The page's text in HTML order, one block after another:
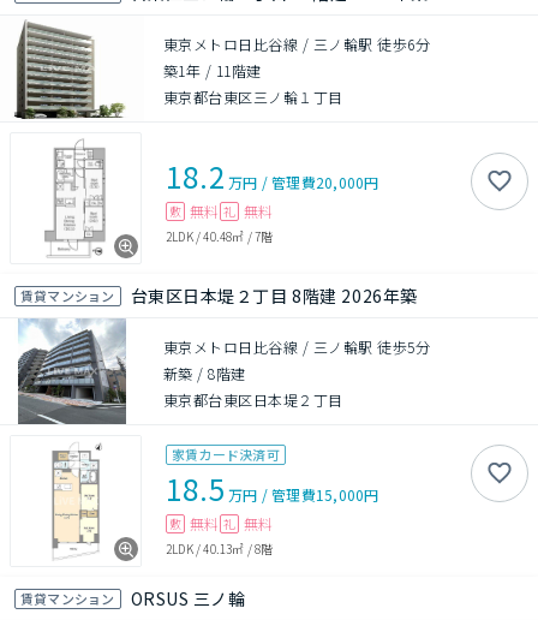
東京メトロ日比谷線 / 三ノ輪駅 徒歩6分
築1年 / 11階建
東京都台東区三ノ輪１丁目
18.2 万円 /管理費20,000円
敷 無料 礼 無料
2LDK/40.48㎡ /7階
賃貸マンション 台東区日本堤２丁目 8階建 2026年築
東京メトロ日比谷線 / 三ノ輪駅 徒歩5分
新築 /8階建
東京都台東区日本堤２丁目
家賃カード決済可
18.5 万円 /管理費15,000円
敷 無料 礼 無料
2LDK/40.13㎡ /8階
賃貸マンション ORSUS 三ノ輪